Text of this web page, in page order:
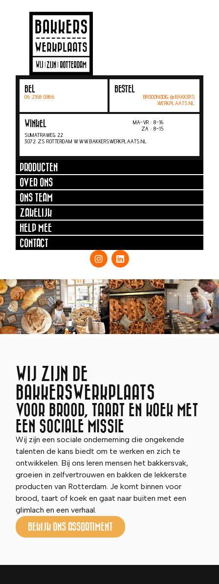
BEL
06 2168 0866
BESTEL
BROODNODIG @BAKKERS
WERKPLAATS.NL
WINKEL
MA-VR : 8-16
ZA : 8-15
SUMATRAWEG 22
3072 ZS ROTTERDAM WWW.BAKKERSWERKPLAATS.NL
PRODUCTEN
OVER ONS
ONS TEAM
ZAKELIJK
HELP MEE
CONTACT
WIJ ZIJN DE
BAKKERSWERKPLAATS
VOOR BROOD, TAART EN KOEK MET
EEN SOCIALE MISSIE
Wij zijn een sociale onderneming die ongekende
talenten de kans biedt om te werken en zich te
ontwikkelen. Bij ons leren mensen het bakkersvak,
groeien in zelfvertrouwen en bakken de lekkerste
producten van Rotterdam. Je komt binnen voor
brood, taart of koek en gaat naar buiten met een
glimlach en een verhaal.
BEKIJK ONS ASSORTIMENT